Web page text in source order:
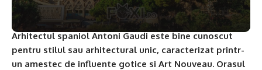
Arhitectul spaniol Antoni Gaudi este bine cunoscut
pentru stilul sau arhitectural unic, caracterizat printr-
un amestec de influente gotice si Art Nouveau. Orasul